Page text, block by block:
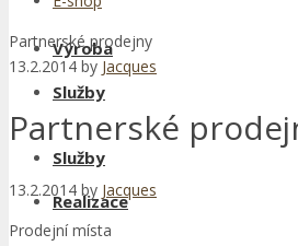
Služby
Realizace
Výroba
Služby
Partnerské prodejny
13.2.2014 by Jacques
Partnerské
13.2.2014 by Jacques
Prodejní místa